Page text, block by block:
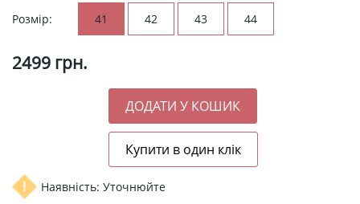
Розмір: 41 42 43 44
2499 грн.
Наявність: Уточнюйте